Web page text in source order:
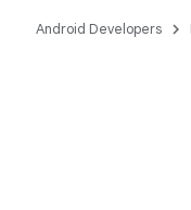
Android Developers